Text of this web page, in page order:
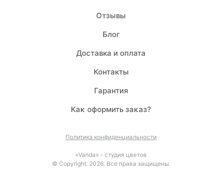
Отзывы
Блог
Доставка и оплата
Контакты
Гарантия
Каĸ оформить заĸаз?
Политика конфиденциальности
«Vanda» - студия цветов
© Copyright. 2026. Все права защищены.